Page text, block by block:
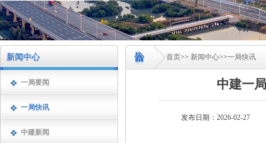
新闻中心
一局要闻
一局快讯
中建新闻
首页>> 新闻中心>>一局快讯
中建一
发布日期：2026-02-27